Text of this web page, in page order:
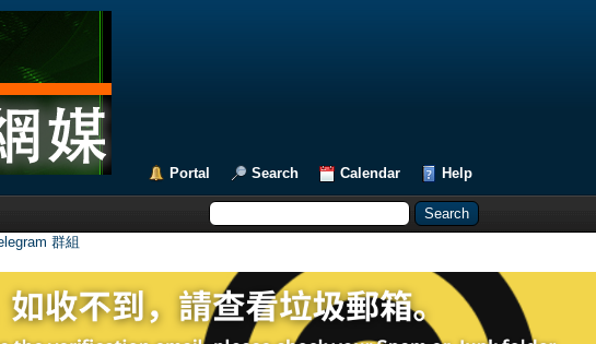
Portal Search Calendar Help
群組